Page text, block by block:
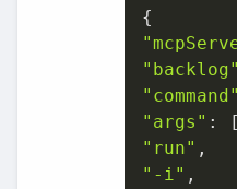
"backlog"
"command"
"args"
"run"
"-i"